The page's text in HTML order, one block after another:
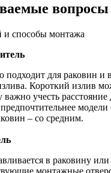
вопросы
и способы монтажа
подходит для раковин и
Короткий излив
важно учесть
– со средним.
в раковину
монтажные